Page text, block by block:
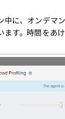
中に、オンデマ
す。時間をあ